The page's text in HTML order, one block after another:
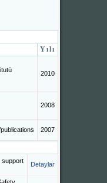
Yılı
2010
2008
2007
support
Detaylar